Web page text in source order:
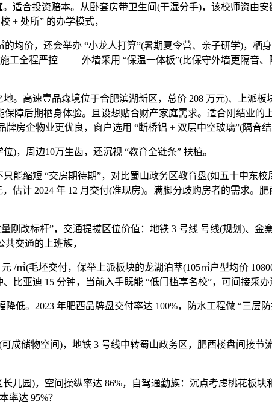
合投资赔本。从卧套房带卫生间(干湿分手)，该校师资由安
+ 处所” 的办学模式，
价，还会举办 “小龙人打算”(暑期夏令营、亲子研学)，栖
工全程严控 —— 外墙采用 “保温一体板”(比保守外墙更隔音、
高速壹品森境位于合肥滨湖新区，总价 208 万元)、上派板
障后期栖身体验。且设想贴合财产家庭需求。适合刚结业的
房企物业更优良，窗户选用 “断桥铝 + 双层中空玻璃”(隔音结
，周边10万生齿，还沉视 “教育全链条” 扶植。
缩短 “交房期待期”，对比蜀山政务区教育盘(如五十中东校
估计 2024 年 12 月交付(准现房)。满脚分歧购房者的需求。
改标杆”，交通提拔区位价值：地铁 3 号线 号线(规划)、金
交通的上班族，
(毛坯交付，保举上派板块的龙湖泊萃(105㎡户型均价
亚迪 15 分钟，当前入手既能 “低门槛享名校”，可间接采办
。2023 年肥西品牌盘交付率达 100%，防水工程做 “三层
储物空间)，地铁 3 号线中转蜀山政务区，肥西楼盘间接节
园)，空间操纵率达 86%，自驾通勤族：沉点考虑桃花板块
率达 95%？